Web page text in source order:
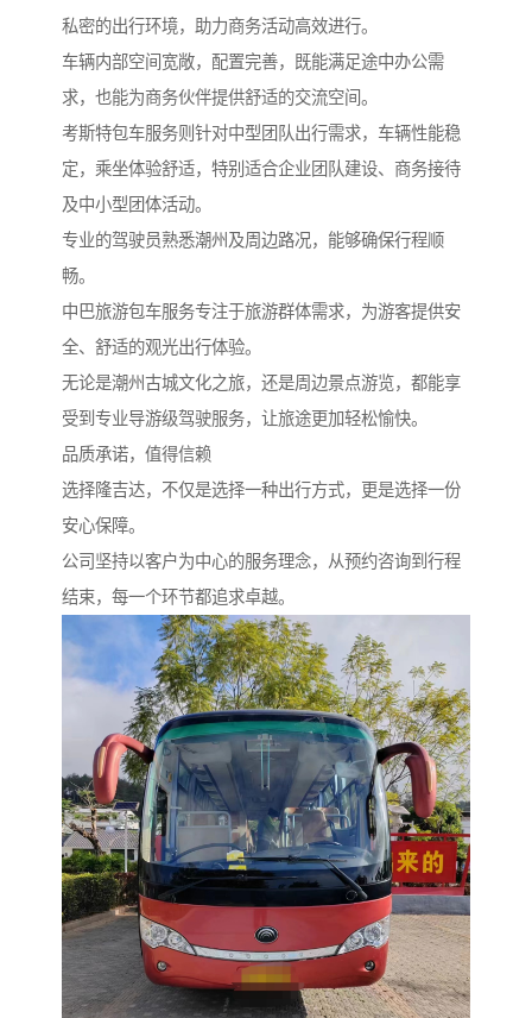
私密的出行环境，助力商务活动高效进行。
车辆内部空间宽敞，配置完善，既能满足途中办公需
求，也能为商务伙伴提供舒适的交流空间。
考斯特包车服务则针对中型团队出行需求，车辆性能稳
定，乘坐体验舒适，特别适合企业团队建设、商务接待
及中小型团体活动。
专业的驾驶员熟悉潮州及周边路况，能够确保行程顺
畅。
中巴旅游包车服务专注于旅游群体需求，为游客提供安
全、舒适的观光出行体验。
无论是潮州古城文化之旅，还是周边景点游览，都能享
受到专业导游级驾驶服务，让旅途更加轻松愉快。
品质承诺，值得信赖
选择隆吉达，不仅是选择一种出行方式，更是选择一份
安心保障。
公司坚持以客户为中心的服务理念，从预约咨询到行程
结束，每一个环节都追求卓越。